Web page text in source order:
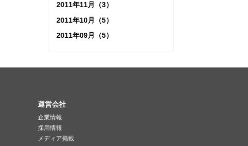
2011年11月（3）
2011年10月（5）
2011年09月（5）
運営会社
企業情報
採用情報
メディア掲載